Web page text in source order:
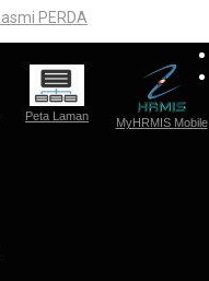
Peta Laman MyHRMIS Mobile